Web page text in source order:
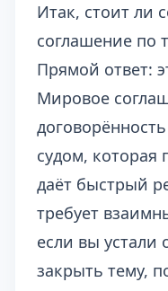
Итак, стоит ли
соглашение по
Прямой ответ:
Мировое
судом, которая
даёт быстрый
требует
если вы устали
закрыть тему,